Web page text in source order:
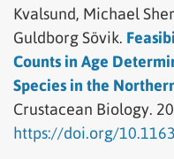
Kvalsund, Michael
Guldborg Sövik.
Counts in Age
Species in the
Crustacean Biology.
https://doi.org/